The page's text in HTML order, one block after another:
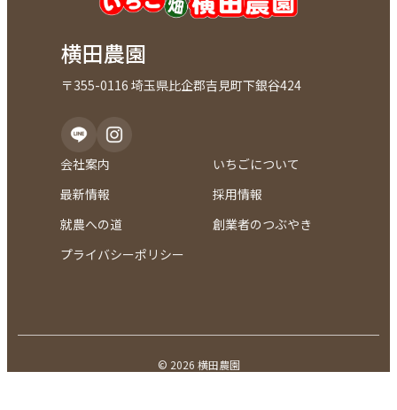
横田農園
〒355-0116 埼玉県比企郡吉見町下銀谷424
会社案内
いちごについて
最新情報
採用情報
就農への道
創業者のつぶやき
プライバシーポリシー
© 2026 横田農園